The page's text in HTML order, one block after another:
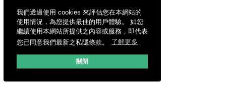
我們透過使用 cookies 來評估您在本網站的
使用情況，為您提供最佳的用戶體驗。 如您
繼續使用本網站所提供之內容或服務，即代表
您已同意我們最新之私隱條款。
了解更多
關閉